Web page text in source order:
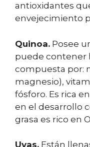
antioxidantes
envejecimiento
Quinoa. Posee
puede contener
compuesta por:
magnesio),
fósforo. Es rica
en el desarrollo
grasa es rico en
Uvas. Están